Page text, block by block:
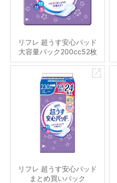
リフレ 超うす安心パッド
大容量パック200cc52枚
リフレ 超うす安心パッド
まとめ買いパック